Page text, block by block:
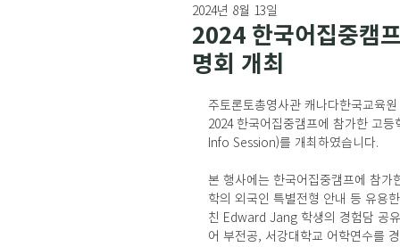
2024 한국어집중캠
명회 개최
2024년 8월 13일
주토론토총영사관 캐나다한국교육
2024 한국어집중캠프에 참가한 고
Info Session)를 개최하였습니다.
본 행사에는 한국어집중캠프에 참가
학의 외국인 특별전형 안내 등 유용
친 Edward Jang 학생의 경험담 공
어 부전공, 서강대학교 어학연수를